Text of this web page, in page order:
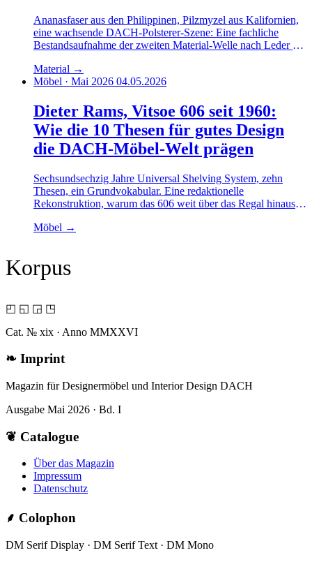
Ananasfaser aus den Philippinen, Pilzmyzel aus Kalifornien,
eine wachsende DACH-Polsterer-Szene: Eine fachliche
Bestandsaufnahme der zweiten Material-Welle nach Leder —
Material →
Möbel · Mai 2026 04.05.2026
Dieter Rams, Vitsoe 606 seit 1960:
Wie die 10 Thesen für gutes Design
die DACH-Möbel-Welt prägen
Sechsundsechzig Jahre Universal Shelving System, zehn
Thesen, ein Grundvokabular. Eine redaktionelle
Rekonstruktion, warum das 606 weit über das Regal hinaus
Möbel →
Korpus
◰ ◱ ◲ ◳
Cat. № xix · Anno MMXXVI
❧ Imprint
Magazin für Designermöbel und Interior Design DACH
Ausgabe Mai 2026 · Bd. I
❦ Catalogue
Über das Magazin
Impressum
Datenschutz
⸙ Colophon
DM Serif Display · DM Serif Text · DM Mono